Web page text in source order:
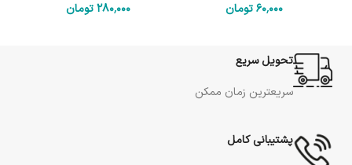
60٬000تومان
280٬000 تومان
تحویل سریع
سریعترین زمان ممکن
پشتیبانی کامل